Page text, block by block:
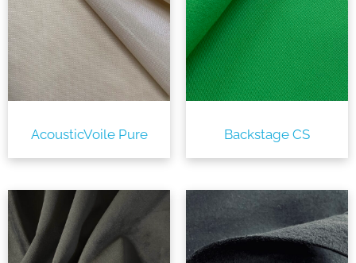
AcousticVoile Pure Backstage CS